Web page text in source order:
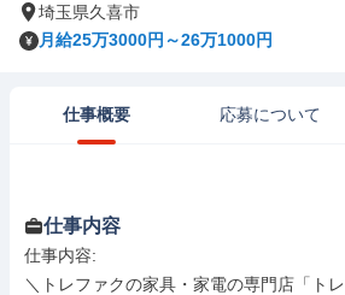
埼玉県久喜市
月給25万3000円～26万1000円
仕事概要 応募について
仕事内容
仕事内容:
＼トレファクの家具・家電の専門店「ト